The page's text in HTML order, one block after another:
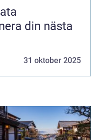
din nästa
31 oktober 2025